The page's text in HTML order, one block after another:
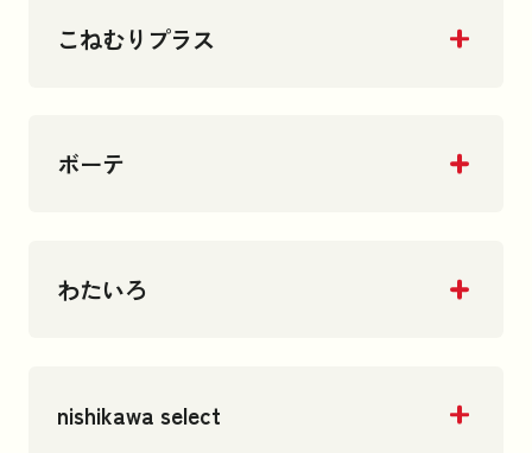
こねむりプラス
ボーテ
わたいろ
nishikawa select